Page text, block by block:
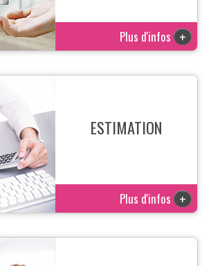
Plus d'infos +
ESTIMATION
Plus d'infos +